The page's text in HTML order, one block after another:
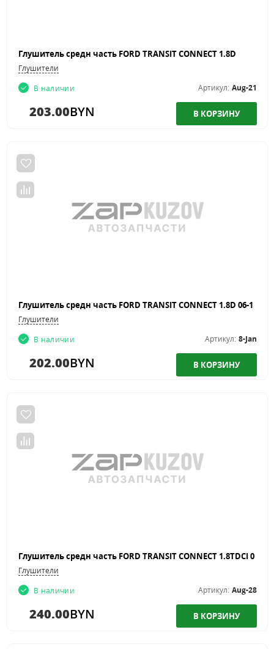
Глушитель средн часть FORD TRANSIT CONNECT 1.8D
Глушители
В наличии
Артикул: Aug-21
203.00BYN
Глушители
В наличии
Артикул: 8-Jan
202.00BYN
Глушители
В наличии
Артикул: Aug-28
240.00BYN